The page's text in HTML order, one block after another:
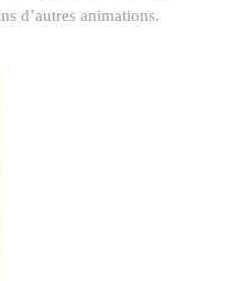
d’autres animations.